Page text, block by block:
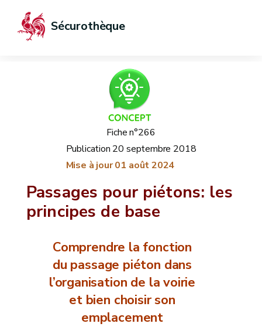
Sécurothèque
Fiche n°266
Publication 20 septembre 2018
Mise à jour01 août 2024
Passages pour piétons: les
principes de base
Comprendre la fonction
du passage piéton dans
l’organisation de la voirie
et bien choisir son
emplacement